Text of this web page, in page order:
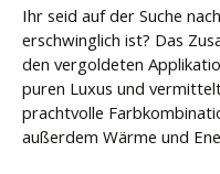
Ihr seid auf der Suche
erschwinglich ist? Das
den vergoldeten
puren Luxus und
prachtvolle
außerdem Wärme und